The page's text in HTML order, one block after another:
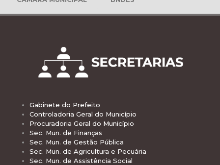
Gabinete do Prefeito
Controladoria Geral do Município
Procuradoria Geral do Município
Sec. Mun. de Finanças
Sec. Mun. de Gestão Pública
Sec. Mun. de Agricultura e Pecuária
Sec. Mun. de Assistência Social